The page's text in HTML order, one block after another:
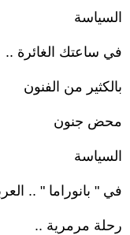
السياسة
في ساعتك الغائرة ..
بالكثير من الفنون
محض جنون
السياسة
في " بانوراما " ..
رحلة مرمرية ..